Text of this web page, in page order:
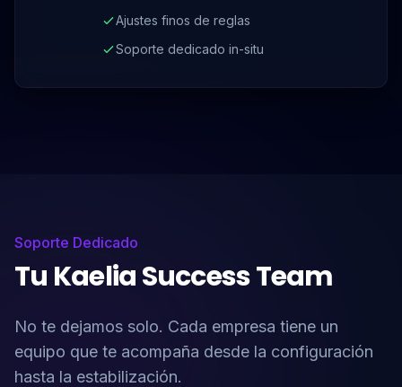
Ajustes finos de reglas
Soporte dedicado in-situ
Soporte Dedicado
Tu Kaelia Success Team
No te dejamos solo. Cada empresa tiene un
equipo que te acompaña desde la configuración
hasta la estabilización.